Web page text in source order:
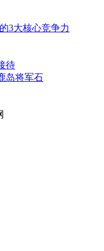
3大核心竞争力
待
岛将军石